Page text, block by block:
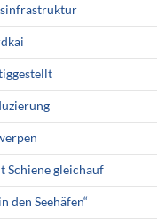
Schiene gleichauf
den Seehäfen“